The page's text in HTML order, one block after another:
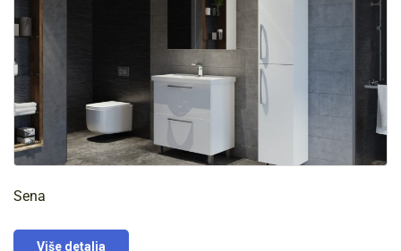
Sena
Više detalja